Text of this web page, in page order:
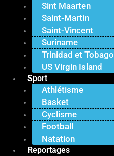
Sint Maarten
Saint-Martin
Saint-Vincent
Suriname
Trinidad et Tobago
US Virgin Island
Sport
Athlétisme
Basket
Cyclisme
Football
Natation
Reportages